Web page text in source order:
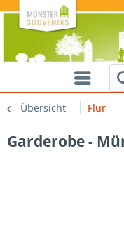
Übersicht Flur
Garderobe -